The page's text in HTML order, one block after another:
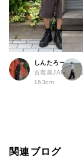
しんたろー
古着屋JAM 仙台
163cm
関連ブログ